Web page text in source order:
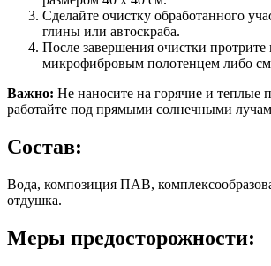
Сделайте очистку обработанного
глины или автоскраба.
После завершения очистки протрите
микрофибровым полотенцем либо
Важно: Не наносите на горячие и теплые
работайте под прямыми солнечными
Состав:
Вода, композиция ПАВ,
отдушка.
Меры предосторожности: